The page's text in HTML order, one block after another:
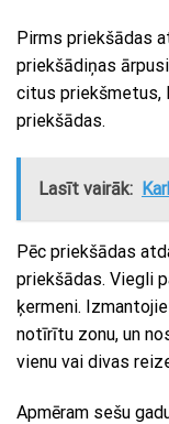
Pirms priekšādas
priekšādiņas
citus priekšmetus,
priekšādas.
Lasīt vairāk:
Pēc priekšādas
priekšādas. Viegli
ķermeni.
notīrītu zonu, un
vienu vai divas
Apmēram sešu